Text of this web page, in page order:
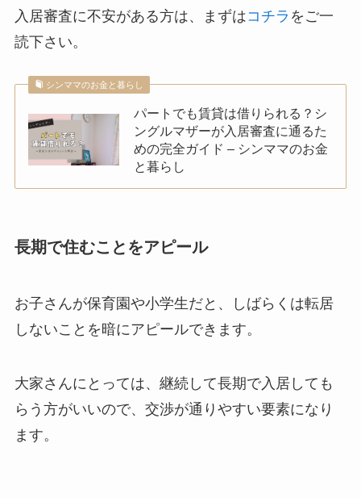
入居審査に不安がある方は、まずはコチラ をご一
読下さい。
シンママのお金と暮らし
パートでも賃貸は借りられる？シ
ングルマザーが入居審査に通るた
めの完全ガイド – シンママのお金
と暮らし
長期で住むことをアピール
お子さんが保育園や小学生だと、しばらくは転居
しないことを暗にアピールできます。
大家さんにとっては、継続して長期で入居しても
らう方がいいので、交渉が通りやすい要素になり
ます。